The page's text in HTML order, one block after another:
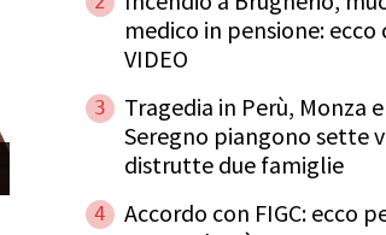
medico in pensione: ecco
VIDEO
3
Tragedia in Perù, Monza e
Seregno piangono sette
distrutte due famiglie
4
Accordo con FIGC: ecco